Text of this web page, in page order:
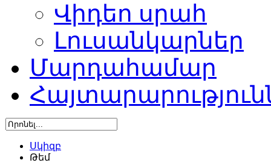
Վիդեո սրահ
Լուսանկարներ
Մարդահամար
Սկիզբ
Թեմ